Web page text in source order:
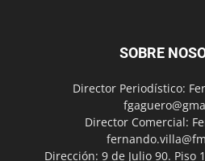
SOBRE
Director Periodístico:
Director Comercial:
Dirección: 9 de Julio 90. Piso